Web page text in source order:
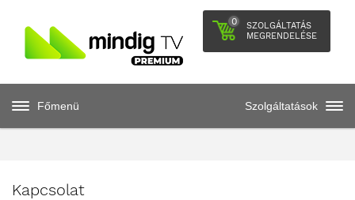
0
SZOLGÁLTATÁS
MEGRENDELÉSE
Főmenü Szolgáltatások
Kapcsolat